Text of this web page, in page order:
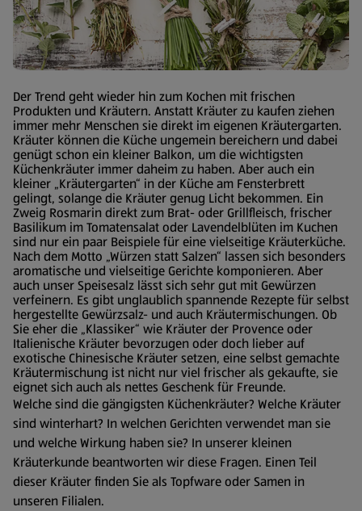
Der Trend geht wieder hin zum Kochen mit frischen
Produkten und Kräutern. Anstatt Kräuter zu kaufen ziehen
immer mehr Menschen sie direkt im eigenen Kräutergarten.
Kräuter können die Küche ungemein bereichern und dabei
genügt schon ein kleiner Balkon, um die wichtigsten
Küchenkräuter immer daheim zu haben. Aber auch ein
kleiner „Kräutergarten“ in der Küche am Fensterbrett
gelingt, solange die Kräuter genug Licht bekommen. Ein
Zweig Rosmarin direkt zum Brat- oder Grillfleisch, frischer
Basilikum im Tomatensalat oder Lavendelblüten im Kuchen
sind nur ein paar Beispiele für eine vielseitige Kräuterküche.
Nach dem Motto „Würzen statt Salzen“ lassen sich besonders
aromatische und vielseitige Gerichte komponieren. Aber
auch unser Speisesalz lässt sich sehr gut mit Gewürzen
verfeinern. Es gibt unglaublich spannende Rezepte für selbst
hergestellte Gewürzsalz- und auch Kräutermischungen. Ob
Sie eher die „Klassiker“ wie Kräuter der Provence oder
Italienische Kräuter bevorzugen oder doch lieber auf
exotische Chinesische Kräuter setzen, eine selbst gemachte
Kräutermischung ist nicht nur viel frischer als gekaufte, sie
eignet sich auch als nettes Geschenk für Freunde.
Welche sind die gängigsten Küchenkräuter? Welche Kräuter
sind winterhart? In welchen Gerichten verwendet man sie
und welche Wirkung haben sie? In unserer kleinen
Kräuterkunde beantworten wir diese Fragen. Einen Teil
dieser Kräuter finden Sie als Topfware oder Samen in
unseren Filialen.